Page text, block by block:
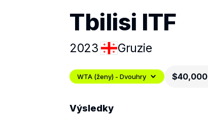
Tbilisi ITF
2023 Gruzie
WTA (ženy) - Dvouhry $40,000
Výsledky